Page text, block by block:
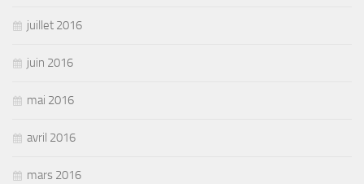
juillet 2016
juin 2016
mai 2016
avril 2016
mars 2016